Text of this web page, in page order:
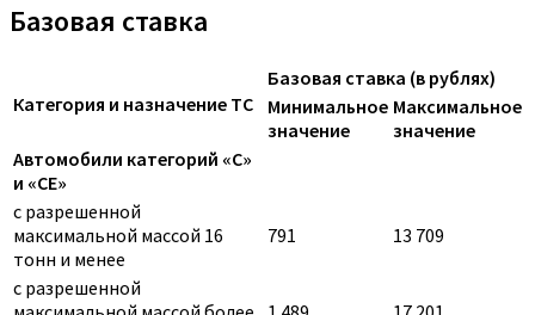
Базовая ставка
Категория и назначение ТС
Базовая ставка (в рублях)
Минимальное
значение
Максимальное
значение
Автомобили категорий «C»
и «CE»
с разрешенной
максимальной массой 16
тонн и менее
791 13 709
с разрешенной